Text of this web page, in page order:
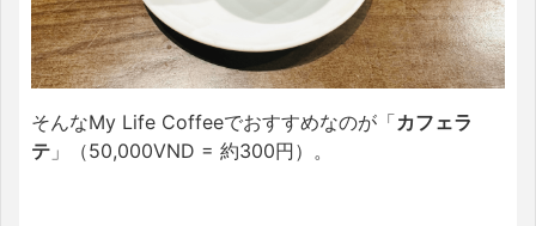
そんなMy Life Coffeeでおすすめなのが「カフェラ
テ 」（50,000VND = 約300円）。